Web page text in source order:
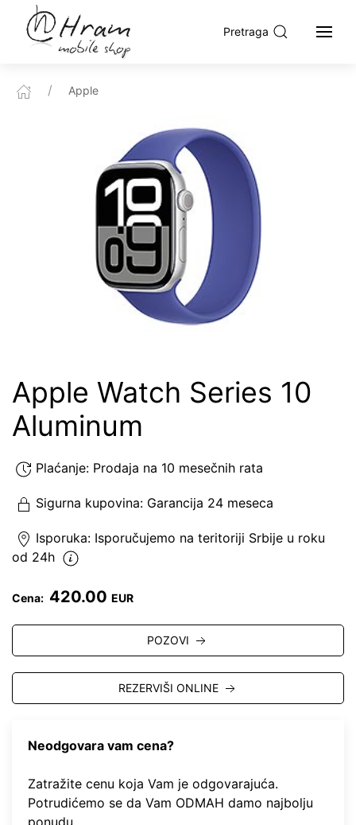
Pretraga
Apple
Apple Watch Series 10
Aluminum
Plaćanje: Prodaja na 10 mesečnih rata
Sigurna kupovina: Garancija 24 meseca
Isporuka: Isporučujemo na teritoriji Srbije u roku
od 24h
Cena: 420.00 EUR
POZOVI
REZERVIŠI ONLINE
Neodgovara vam cena?
Zatražite cenu koja Vam je odgovarajuća.
Potrudićemo se da Vam ODMAH damo najbolju